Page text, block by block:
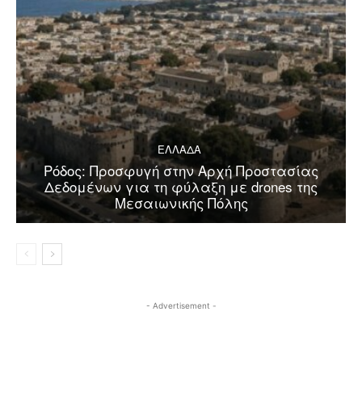
ΕΛΛΑΔΑ
Ρόδος: Προσφυγή στην Αρχή Προστασίας
Δεδομένων για τη φύλαξη με drones της
Μεσαιωνικής Πόλης
- Advertisement -